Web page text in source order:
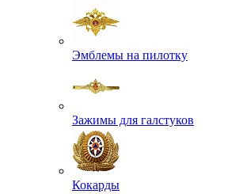
Эмблемы на пилотку
Зажимы для галстуков
Кокарды